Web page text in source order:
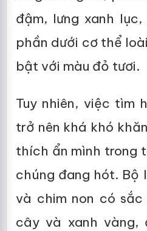
đậm, lưng xanh
phần dưới cơ thể
bật với màu đỏ tươi.
Tuy nhiên, việc tìm
trở nên khá khó
thích ẩn mình trong
chúng đang hót. Bộ
và chim non có
cây và xanh vàng,